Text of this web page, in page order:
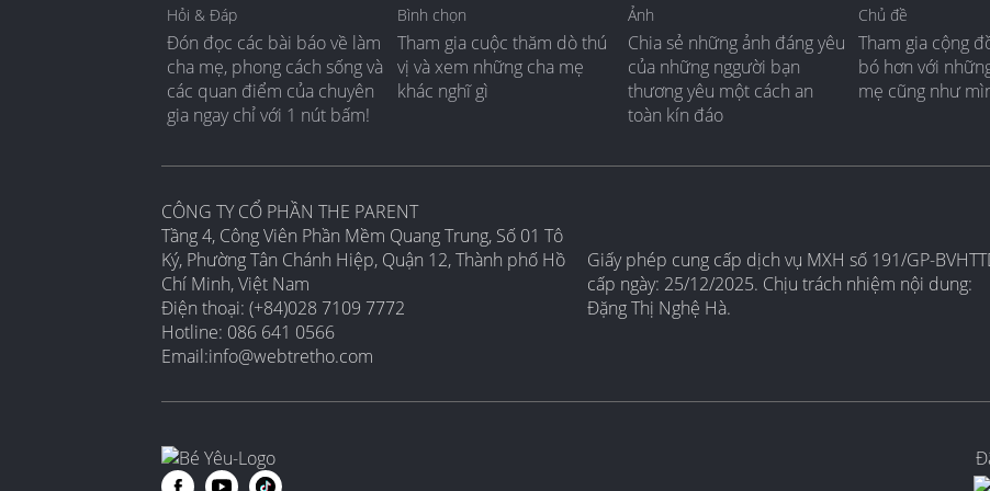
Hỏi & Đáp
Đón đọc các bài báo về làm
cha mẹ, phong cách sống và
các quan điểm của chuyên
gia ngay chỉ với 1 nút bấm!
Bình chọn
Tham gia cuộc thăm dò thú
vị và xem những cha mẹ
khác nghĩ gì
Ảnh
Chia sẻ những ảnh đáng yêu
của những nggười bạn
thương yêu một cách an
toàn kín đáo
Chủ đề
Tham gia cộng
bó hơn với
mẹ cũng như
CÔNG TY CỔ PHẦN THE PARENT
Tầng 4, Công Viên Phần Mềm Quang Trung, Số 01 Tô
Ký, Phường Tân Chánh Hiệp, Quận 12, Thành phố Hồ
Chí Minh, Việt Nam
Điện thoại: (+84)028 7109 7772
Hotline: 086 641 0566
Email:info@webtretho.com
Giấy phép cung cấp dịch vụ MXH số 191/GP-
cấp ngày: 25/12/2025. Chịu trách nhiệm nội dung:
Đặng Thị Nghệ Hà.